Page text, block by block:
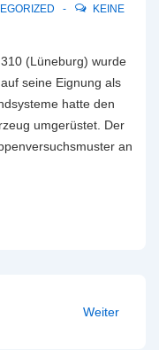
KEINE
(Lüneburg) wurde
seine Eignung als
hatte den
umgerüstet. Der
an
Weiter